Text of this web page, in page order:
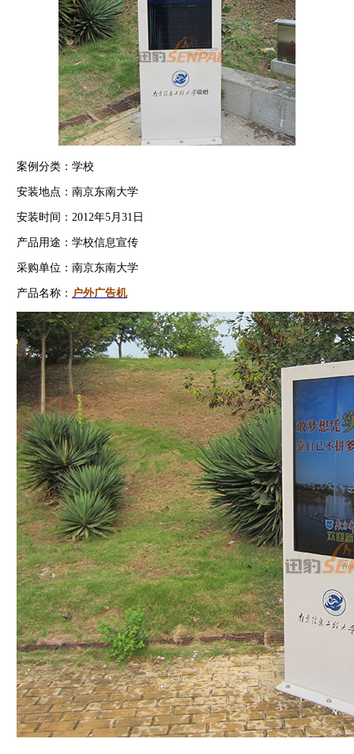
案例分类：学校
安装地点：南京东南大学
安装时间：2012年5月31日
产品用途：学校信息宣传
采购单位：南京东南大学
产品名称： 户外广告机